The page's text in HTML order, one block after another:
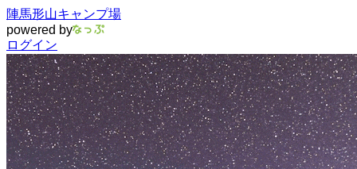
陣馬形山キャンプ場
powered by
ログイン